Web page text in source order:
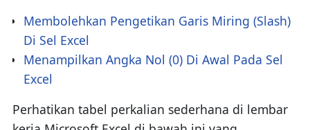
Membolehkan Pengetikan Garis Miring (Slash)
Di Sel Excel
Menampilkan Angka Nol (0) Di Awal Pada Sel
Excel
Perhatikan tabel perkalian sederhana di lembar